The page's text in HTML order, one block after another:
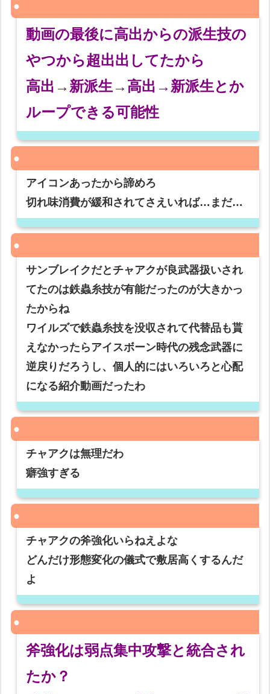
動画の最後に高出からの派生技の
やつから超出出してたから
高出→新派生→高出→新派生とか
ループできる可能性
アイコンあったから諦めろ
切れ味消費が緩和されてさえいれば…まだ…
サンブレイクだとチャアクが良武器扱いされ
てたのは鉄蟲糸技が有能だったのが大きかっ
たからね
ワイルズで鉄蟲糸技を没収されて代替品も貰
えなかったらアイスボーン時代の残念武器に
逆戻りだろうし、個人的にはいろいろと心配
になる紹介動画だったわ
チャアクは無理だわ
癖強すぎる
チャアクの斧強化いらねえよな
どんだけ形態変化の儀式で敷居高くするんだ
よ
斧強化は弱点集中攻撃と統合され
たか？